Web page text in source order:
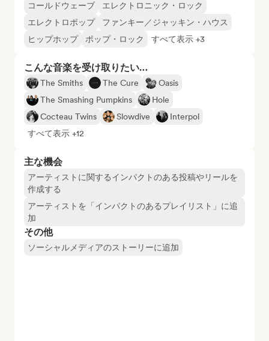
コールドウェーブ
エレクトロニック・ロック
エレクトロポップ
ファンキー／ジャッキン・ハウス
ヒップホップ
ポップ・ロック すべて表示 +3
こんな音楽を受け取りたい…
The Smiths The Cure
Oasis
The Smashing Pumpkins
Hole
Cocteau Twins
Slowdive
Interpol
すべて表示 +12
主な機会
アーティストに関するインパクトのある投稿やリールを
作成する
アーティストを「インパクトのあるプレイリスト」に追
加
その他
ソーシャルメディアのストーリーに追加